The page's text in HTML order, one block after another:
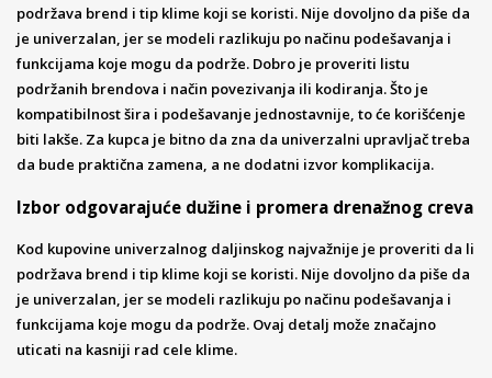
podržava brend i tip klime koji se koristi. Nije dovoljno da piše da
je univerzalan, jer se modeli razlikuju po načinu podešavanja i
funkcijama koje mogu da podrže. Dobro je proveriti listu
podržanih brendova i način povezivanja ili kodiranja. Što je
kompatibilnost šira i podešavanje jednostavnije, to će korišćenje
biti lakše. Za kupca je bitno da zna da univerzalni upravljač treba
da bude praktična zamena, a ne dodatni izvor komplikacija.
Izbor odgovarajuće dužine i promera drenažnog creva
Kod kupovine univerzalnog daljinskog najvažnije je proveriti da li
podržava brend i tip klime koji se koristi. Nije dovoljno da piše da
je univerzalan, jer se modeli razlikuju po načinu podešavanja i
funkcijama koje mogu da podrže. Ovaj detalj može značajno
uticati na kasniji rad cele klime.